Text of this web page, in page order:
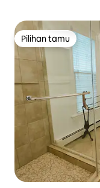
Pilihan tamu
Pilihan tamu